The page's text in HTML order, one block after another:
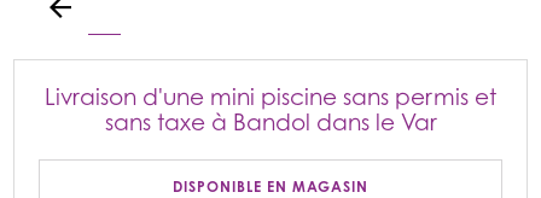
Livraison d'une mini piscine sans permis et
sans taxe à Bandol dans le Var
DISPONIBLE EN MAGASIN